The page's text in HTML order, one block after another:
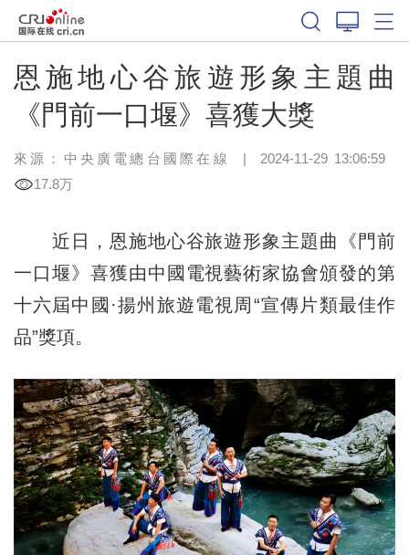
恩施地心谷旅遊形象主題曲
《門前一口堰》喜獲大獎
來源：中央廣電總台國際在線 | 2024-11-29 13:06:59
17.8万
近日，恩施地心谷旅遊形象主題曲《門前
一口堰》喜獲由中國電視藝術家協會頒發的第
十六屆中國·揚州旅遊電視周“宣傳片類最佳作
品”獎項。